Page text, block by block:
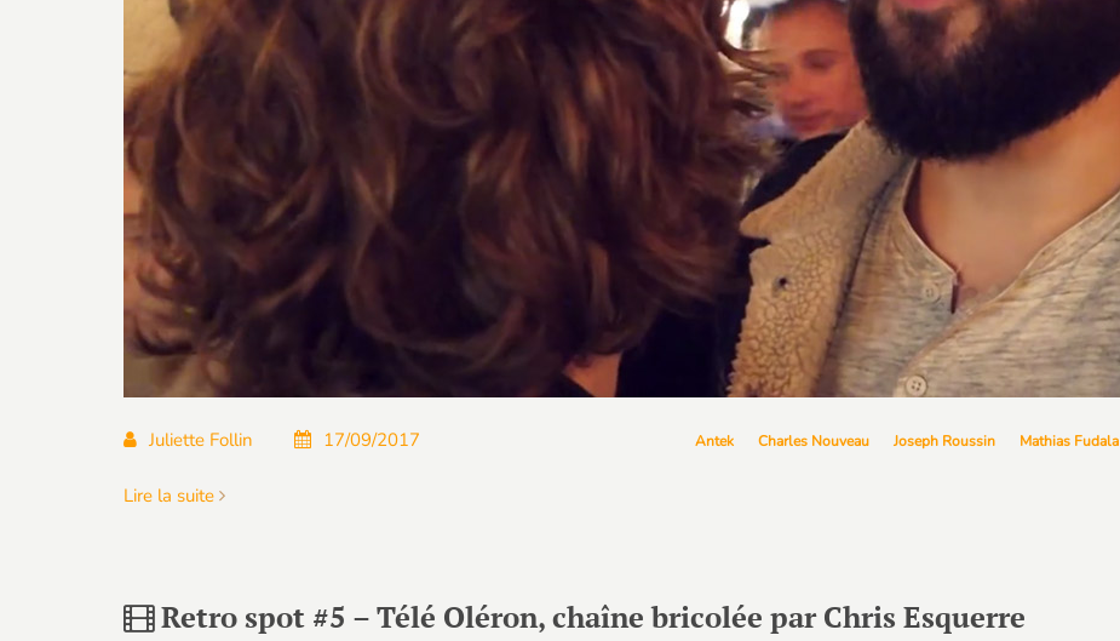
Juliette Follin 17/09/2017 Antek Charles Nouveau Joseph Roussin Mathias Fudala
Lire la suite
Retro spot #5 – Télé Oléron, chaîne bricolée par Chris Esquerre